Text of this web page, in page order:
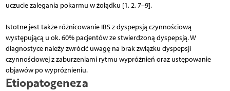
uczucie zalegania pokarmu w żołądku [1, 2, 7–9].
Istotne jest także różnicowanie IBS z dyspepsją czynnościową
występującą u ok. 60% pacjentów ze stwierdzoną dyspepsją. W
diagnostyce należy zwrócić uwagę na brak związku dyspepsji
czynnościowej z zaburzeniami rytmu wypróżnień oraz ustępowanie
objawów po wypróżnieniu.
Etiopatogeneza